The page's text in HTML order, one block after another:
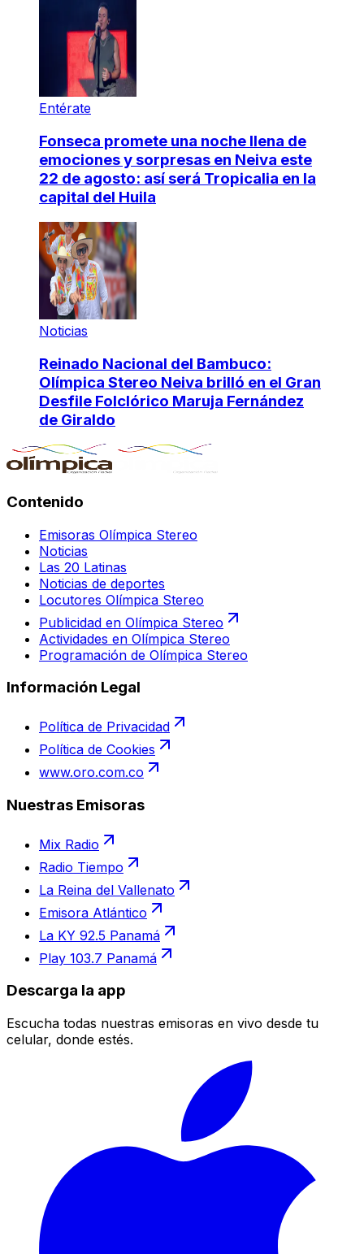
Entérate
Fonseca promete una noche llena de
emociones y sorpresas en Neiva este
22 de agosto: así será Tropicalia en la
capital del Huila
Noticias
Reinado Nacional del Bambuco:
Olímpica Stereo Neiva brilló en el Gran
Desfile Folclórico Maruja Fernández
de Giraldo
Contenido
Emisoras Olímpica Stereo
Noticias
Las 20 Latinas
Noticias de deportes
Locutores Olímpica Stereo
Publicidad en Olímpica Stereo
Actividades en Olímpica Stereo
Programación de Olímpica Stereo
Información Legal
Política de Privacidad
Política de Cookies
www.oro.com.co
Nuestras Emisoras
Mix Radio
Radio Tiempo
La Reina del Vallenato
Emisora Atlántico
La KY 92.5 Panamá
Play 103.7 Panamá
Descarga la app
Escucha todas nuestras emisoras en vivo desde tu
celular, donde estés.